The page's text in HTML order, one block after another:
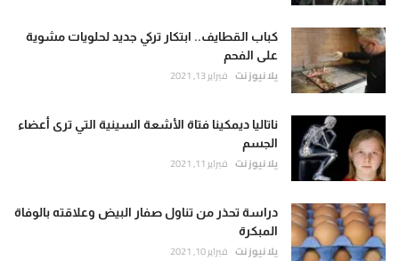
كباب القطايف.. ابتكار تركي جديد لحلويات مشوية
على الفحم
يلا نيوز نت فبراير 13, 2021
ناتاليا ديمكينا فتاة الأشعة السينية التي ترى أعضاء
الجسم
يلا نيوز نت فبراير 11, 2021
دراسة تحذر من تناول صفار البيض وعلاقته بالوفاة
المبكرة
يلا نيوز نت فبراير 10, 2021